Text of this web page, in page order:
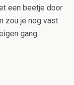
een beetje door
zou je nog vast
gang.